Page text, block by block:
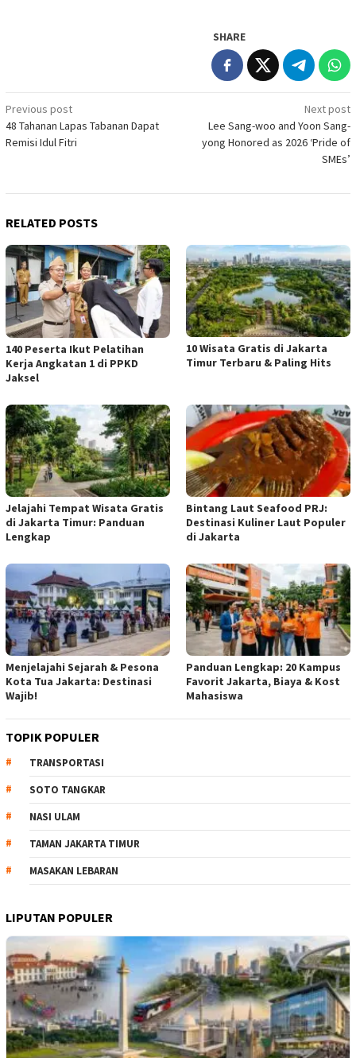
SHARE
Post
navigation
Previous post
48 Tahanan Lapas Tabanan Dapat
Remisi Idul Fitri
Next post
Lee Sang-woo and Yoon Sang-
yong Honored as 2026 ‘Pride of
SMEs’
RELATED POSTS
140 Peserta Ikut Pelatihan
Kerja Angkatan 1 di PPKD
Jaksel
10 Wisata Gratis di Jakarta
Timur Terbaru & Paling Hits
Jelajahi Tempat Wisata Gratis
di Jakarta Timur: Panduan
Lengkap
Bintang Laut Seafood PRJ:
Destinasi Kuliner Laut Populer
di Jakarta
Menjelajahi Sejarah & Pesona
Kota Tua Jakarta: Destinasi
Wajib!
Panduan Lengkap: 20 Kampus
Favorit Jakarta, Biaya & Kost
Mahasiswa
TOPIK POPULER
TRANSPORTASI
SOTO TANGKAR
NASI ULAM
TAMAN JAKARTA TIMUR
MASAKAN LEBARAN
LIPUTAN POPULER